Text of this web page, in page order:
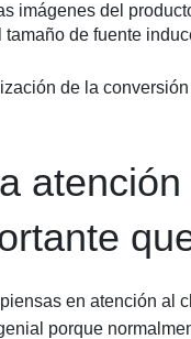
imágenes del
tamaño de fuente
de la
en atención al
porque